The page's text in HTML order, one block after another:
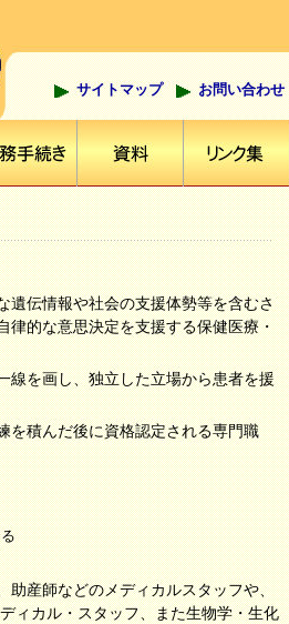
サイトマップ お問い合わせ
遺伝情報や社会の支援体勢等を含むさ
律的な意思決定を支援する保健医療・
線を画し、独立した立場から患者を援
を積んだ後に資格認定される専門職
助産師などのメディカルスタッフや、
ィカル・スタッフ、また生物学・生化